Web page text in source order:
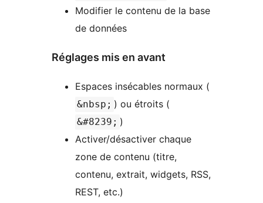
Modifier le contenu de la base
de données
Réglages mis en avant
Espaces insécables normaux (
&nbsp; ) ou étroits (
&#8239; )
Activer/désactiver chaque
zone de contenu (titre,
contenu, extrait, widgets, RSS,
REST, etc.)